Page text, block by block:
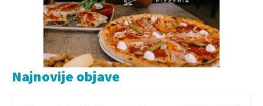
Najnovije objave